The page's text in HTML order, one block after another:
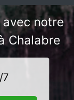
notre
Chalabre
7